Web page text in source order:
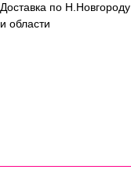
Доставка по Н.Новгороду
и области